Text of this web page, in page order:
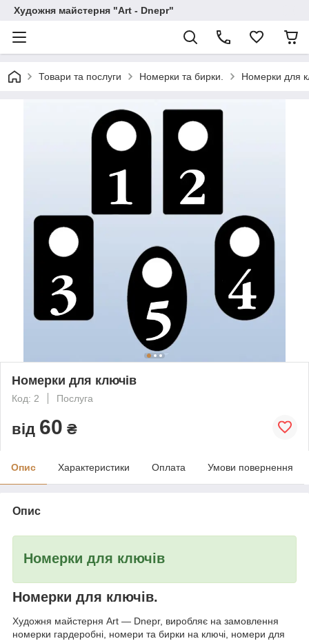
Художня майстерня "Art - Dnepr"
Товари та послуги Номерки та бирки. Номерки для
Номерки для ключів
Код: 2 Послуга
від 60 ₴
Опис Характеристики Оплата Умови повернення
Опис
Номерки для ключів
Номерки для ключів.
Художня майстерня Art ― Dnepr, виробляє на замовлення
номерки гардеробні, номери та бирки на ключі, номери для